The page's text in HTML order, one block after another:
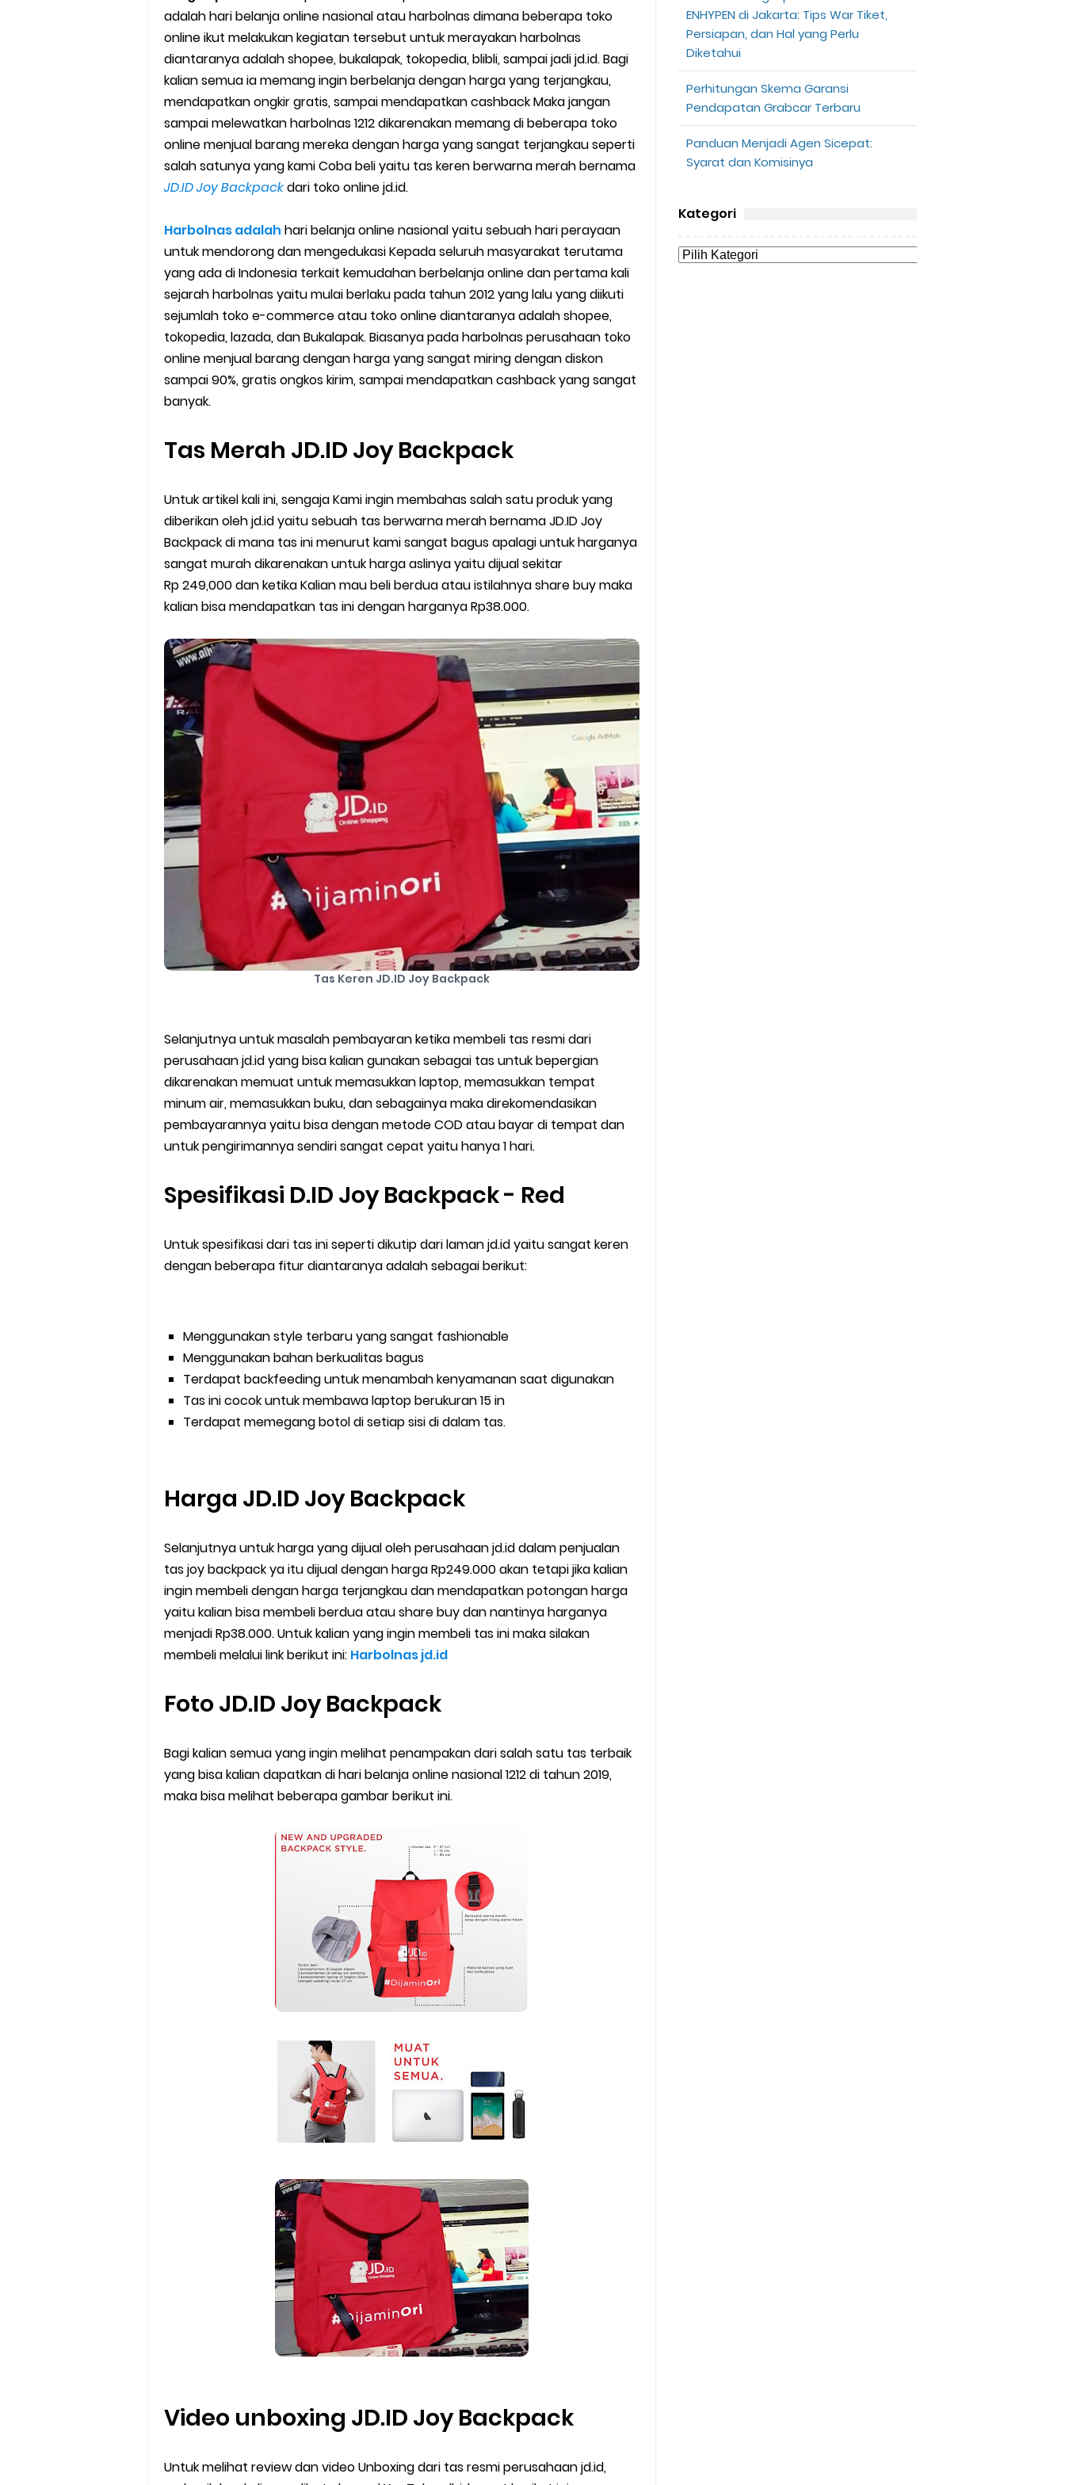
Cara Mudah Melihat Nomor Shopeepay Sendiri dan Orang Lain
7 Cara Mudah Top Up Grab untuk Driver
5 Versi Map Paling Gacor Untuk Ojek Online
Penyebab dan Cara Memulihkan Akun Gojek Dibekukan
Cara Menghitung Penghasilan Grab Sesuai dengan Orderan
5 Cara Top Up InDriver dengan Mudah
5 Biaya Potongan Shopee Food yang Perlu Kamu Ketahui
10 Cara Jitu Autobid Untuk Lala Motor dan Mobil 2023
Batas Saldo Untuk Akun Gopay Biasa dan Upgrade
Cara Mudah Melihat QR dan Barcode Shopeepay
Cara Ping Server Shopee Food 2022
Cara Menghubungi CS Lalamove dan Jam Operasionalnya
Cara Mengatasi Aplikasi Gojek Mengalami Gangguan
adalah hari belanja online nasional atau harbolnas dimana beberapa toko
online ikut melakukan kegiatan tersebut untuk merayakan harbolnas
diantaranya adalah shopee, bukalapak, tokopedia, blibli, sampai jadi jd.id. Bagi
kalian semua ia memang ingin berbelanja dengan harga yang terjangkau,
mendapatkan ongkir gratis, sampai mendapatkan cashback Maka jangan
sampai melewatkan harbolnas 1212 dikarenakan memang di beberapa toko
online menjual barang mereka dengan harga yang sangat terjangkau seperti
salah satunya yang kami Coba beli yaitu tas keren berwarna merah bernama
JD.ID Joy Backpackdari toko online jd.id.
Harbolnas adalah hari belanja online nasional yaitu sebuah hari perayaan
untuk mendorong dan mengedukasi Kepada seluruh masyarakat terutama
yang ada di Indonesia terkait kemudahan berbelanja online dan pertama kali
sejarah harbolnas yaitu mulai berlaku pada tahun 2012 yang lalu yang diikuti
sejumlah toko e-commerce atau toko online diantaranya adalah shopee,
tokopedia, lazada, dan Bukalapak. Biasanya pada harbolnas perusahaan toko
online menjual barang dengan harga yang sangat miring dengan diskon
sampai 90%, gratis ongkos kirim, sampai mendapatkan cashback yang sangat
banyak.
Tas Merah JD.ID Joy Backpack
Untuk artikel kali ini, sengaja Kami ingin membahas salah satu produk yang
diberikan oleh jd.id yaitu sebuah tas berwarna merah bernama JD.ID Joy
Backpack di mana tas ini menurut kami sangat bagus apalagi untuk harganya
sangat murah dikarenakan untuk harga aslinya yaitu dijual sekitar
Rp 249,000 dan ketika Kalian mau beli berdua atau istilahnya share buy maka
kalian bisa mendapatkan tas ini dengan harganya Rp38.000.
Tas Keren JD.ID Joy Backpack
Selanjutnya untuk masalah pembayaran ketika membeli tas resmi dari
perusahaan jd.id yang bisa kalian gunakan sebagai tas untuk bepergian
dikarenakan memuat untuk memasukkan laptop, memasukkan tempat
minum air, memasukkan buku, dan sebagainya maka direkomendasikan
pembayarannya yaitu bisa dengan metode COD atau bayar di tempat dan
untuk pengirimannya sendiri sangat cepat yaitu hanya 1 hari.
Spesifikasi D.ID Joy Backpack - Red
Untuk spesifikasi dari tas ini seperti dikutip dari laman jd.id yaitu sangat keren
dengan beberapa fitur diantaranya adalah sebagai berikut:
Menggunakan style terbaru yang sangat fashionable
Menggunakan bahan berkualitas bagus
Terdapat backfeeding untuk menambah kenyamanan saat digunakan
Tas ini cocok untuk membawa laptop berukuran 15 in
Terdapat memegang botol di setiap sisi di dalam tas.
Harga JD.ID Joy Backpack
Selanjutnya untuk harga yang dijual oleh perusahaan jd.id dalam penjualan
tas joy backpack ya itu dijual dengan harga Rp249.000 akan tetapi jika kalian
ingin membeli dengan harga terjangkau dan mendapatkan potongan harga
yaitu kalian bisa membeli berdua atau share buy dan nantinya harganya
menjadi Rp38.000. Untuk kalian yang ingin membeli tas ini maka silakan
membeli melalui link berikut ini: Harbolnas jd.id
Foto JD.ID Joy Backpack
Bagi kalian semua yang ingin melihat penampakan dari salah satu tas terbaik
yang bisa kalian dapatkan di hari belanja online nasional 1212 di tahun 2019,
maka bisa melihat beberapa gambar berikut ini.
Video unboxing JD.ID Joy Backpack
Untuk melihat review dan video Unboxing dari tas resmi perusahaan jd.id,
ENHYPEN di Jakarta: Tips War Tiket,
Persiapan, dan Hal yang Perlu
Diketahui
Perhitungan Skema Garansi
Pendapatan Grabcar Terbaru
Panduan Menjadi Agen Sicepat:
Syarat dan Komisinya
Kategori